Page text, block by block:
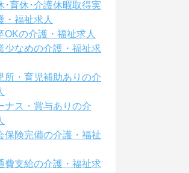
･育休･介護休暇取得実
・福祉求人
OKの介護・福祉求人
少なめの介護・福祉求
所・育児補助ありの介
ナス・賞与ありの介
保険完備の介護・福祉
費支給の介護・福祉求